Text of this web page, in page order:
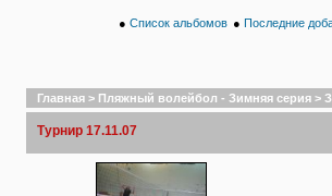
● Список альбомов ● Последние
Главная > Пляжный волейбол - Зимняя серия >
Турнир 17.11.07